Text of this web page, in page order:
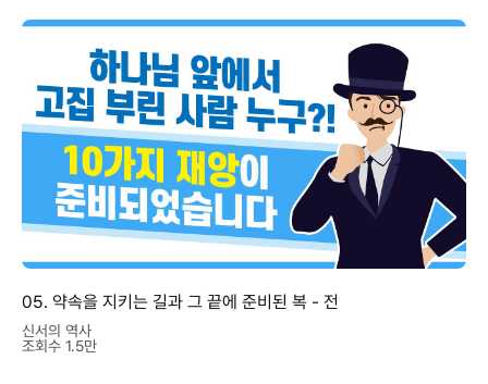
05. 약속을 지키는 길과 그 끝에 준비된 복 - 전
신서의 역사
조회수 1.5만